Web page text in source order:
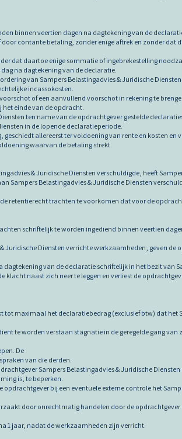
binnen veertien dagen na dagtekening van de
contante betaling, zonder enige aftrek en zonder dat
dat daartoe enige sommatie of ingebrekestelling
na dagtekening van de declaratie.
van Sampers Belastingadvies & Juridische
incassokosten.
of een aanvullend voorschot in rekening te
einde van de opdracht.
ten name van de opdrachtgever gestelde
in de lopende declaratieperiode.
allereerst ter voldoening van rente en kosten en
waarvan de betaling strekt.
& Juridische Diensten verschuldigde, heeft
Belastingadvies & Juridische Diensten
retentierecht trachten te voorkomen dat voor de
schriftelijk te worden ingediend binnen veertien
Diensten verrichte werkzaamheden, geven de
van de declaratie schriftelijk in het bezit van
klacht naast zich neer te leggen en verliest de
maximaal het declaratiebedrag (exclusief btw) dat het
te worden verstaan stagnatie in de geregelde gang van
De
van die derden.
Sampers Belastingadvies & Juridische
is, te beperken.
bij een eventuele externe controle het
door onrechtmatig handelen door de
1 jaar, nadat de werkzaamheden zijn verricht.